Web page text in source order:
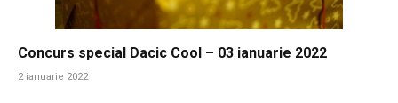
Concurs special Dacic Cool – 03 ianuarie 2022
2 ianuarie 2022